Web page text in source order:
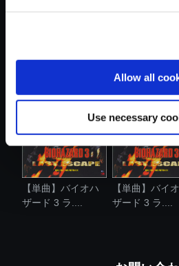
Allow all
Use necessary
【単曲】バイオハ
ザード 3 ラ....
【単曲】バイ
ザード 3 ラ....